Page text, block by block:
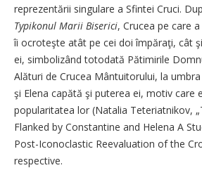
reprezentării singulare a Sfintei Cruci.
Typikonul Marii Biserici, Crucea pe care
îi ocroteşte atât pe cei doi împăraţi, cât
ei, simbolizând totodată Pătimirile
Alături de Crucea Mântuitorului, la
şi Elena capătă şi puterea ei, motiv care
popularitatea lor (Natalia Teteriatnikov,
Flanked by Constantine and Helena A
Post-Iconoclastic Reevaluation of the
respective.